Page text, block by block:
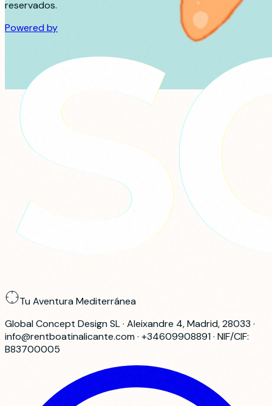
reservados.
Powered by
Tu Aventura Mediterránea
Global Concept Design SL · Aleixandre 4, Madrid, 28033 ·
info@rentboatinalicante.com · +34609908891 · NIF/CIF:
B83700005